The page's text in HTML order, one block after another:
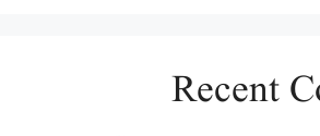
Recent